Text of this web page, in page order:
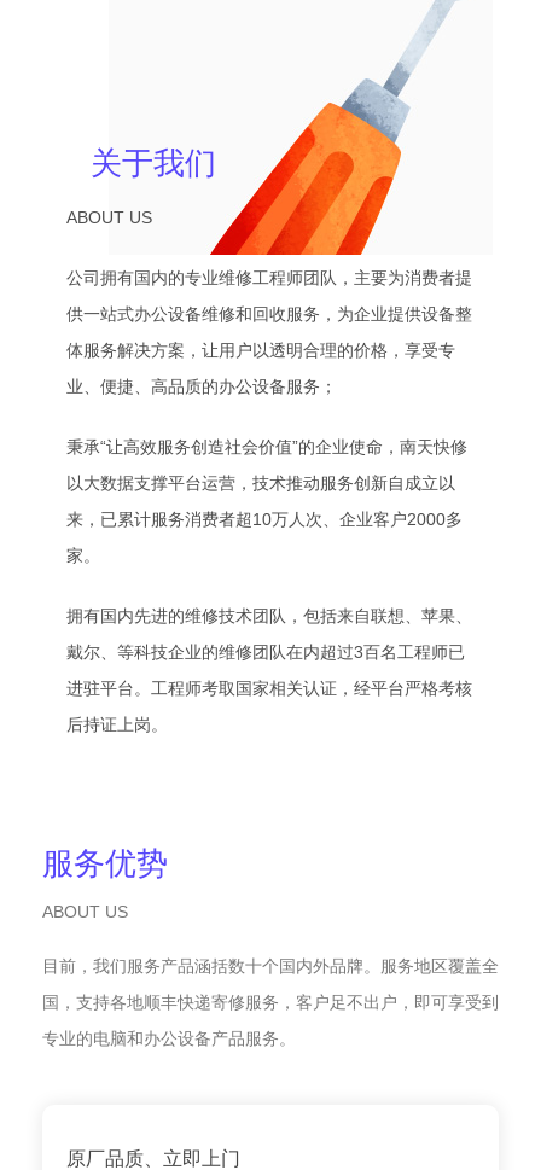
关于我们
ABOUT US
公司拥有国内的专业维修工程师团队，主要为消费者提
供一站式办公设备维修和回收服务，为企业提供设备整
体服务解决方案，让用户以透明合理的价格，享受专
业、便捷、高品质的办公设备服务；
秉承“让高效服务创造社会价值”的企业使命，南天快修
以大数据支撑平台运营，技术推动服务创新自成立以
来，已累计服务消费者超10万人次、企业客户2000多
家。
拥有国内先进的维修技术团队，包括来自联想、苹果、
戴尔、等科技企业的维修团队在内超过3百名工程师已
进驻平台。工程师考取国家相关认证，经平台严格考核
后持证上岗。
服务优势
ABOUT US
目前，我们服务产品涵括数十个国内外品牌。服务地区覆盖全
国，支持各地顺丰快递寄修服务，客户足不出户，即可享受到
专业的电脑和办公设备产品服务。
原厂品质、立即上门